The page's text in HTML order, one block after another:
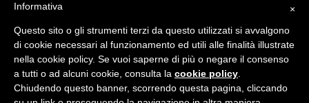
Copyright © 2023 – La Bella Venere
P.Iva: 01409660568 -Privacy Policy
×
Informativa
Questo sito o gli strumenti terzi da questo utilizzati si avvalgono
di cookie necessari al funzionamento ed utili alle finalità illustrate
nella cookie policy. Se vuoi saperne di più o negare il consenso
a tutti o ad alcuni cookie, consulta la cookie policy
Chiudendo questo banner, scorrendo questa pagina, cliccando